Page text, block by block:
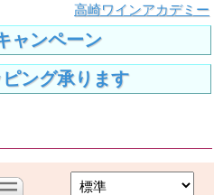
高崎ワインアカデミー
ャンペーン
ング承ります